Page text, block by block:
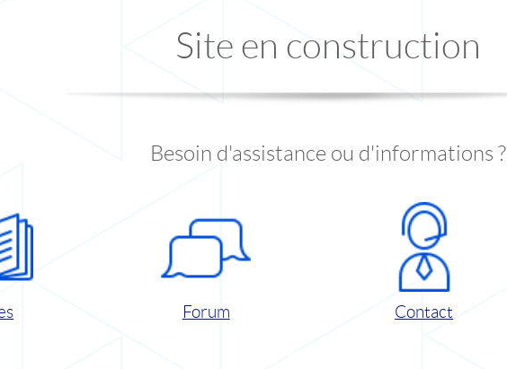
Site en construction
Besoin d'assistance ou d'informations ?
Forum Contact